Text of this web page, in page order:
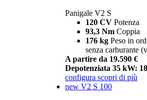
Panigale V2 S
120 CV Potenza
93,3 Nm Coppia
176 kg Peso in
senza carburante
A partire da 19.590 €
Depotenziata 35 kW:
configura scopri di più
new V2 S 100